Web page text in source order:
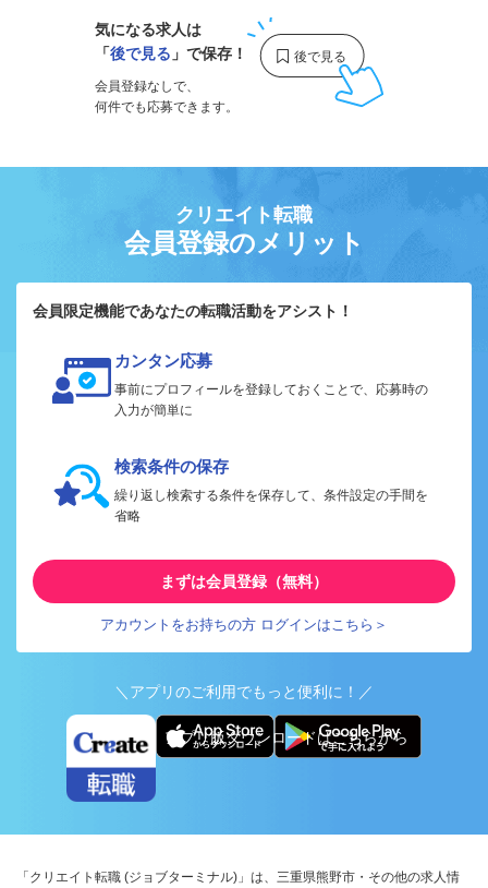
気になる求人は
「後で見る 」で保存！
会員登録なしで、
何件でも応募できます。
クリエイト転職
会員登録のメリット
会員限定機能であなたの転職活動をアシスト！
カンタン応募
事前にプロフィールを登録しておくことで、応募時の
入力が簡単に
検索条件の保存
繰り返し検索する条件を保存して、条件設定の手間を
省略
まずは会員登録（無料）
アカウントをお持ちの方 ログインはこちら＞
＼アプリのご利用でもっと便利に！／
アプリ版ダウンロードはこちらから
「クリエイト転職 (ジョブターミナル)」は、三重県熊野市・その他の求人情